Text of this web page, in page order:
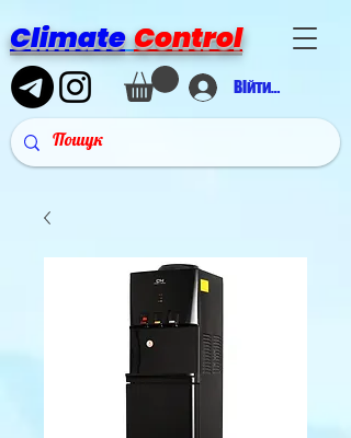
Climate Control
Війти в аккаунт